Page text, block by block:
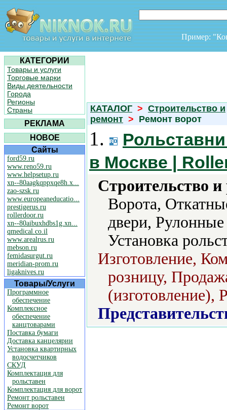
Пример:
КАТЕГОРИИ
Товары и услуги
Торговые марки
Виды деятельности
Города
Регионы
Страны
РЕКЛАМА
НОВОЕ
Сайты
ford59.ru
www.reno59.ru
www.helpsetup.ru
xn--80aagkqppxqe8h.x...
zao-szsk.ru
www.europeaneducatio...
prestigerus.ru
rollerdoor.ru
xn--80aibuxhdbs1g.xn...
qmedical.co.il
www.arealrus.ru
mebson.ru
femidasurgut.ru
meridian-prom.ru
ligaknives.ru
Товары/Услуги
Программное
обеспечение
Комплексное
обеспечение
канцтоварами
Поставка бумаги
Доставка канцелярии
Установка квартирных
водосчетчиков
СКУД
Комплектация для
рольставен
Комплектация для ворот
Ремонт рольставен
Ремонт ворот
КАТАЛОГ > Строительство и
ремонт > Ремонт ворот
1.
в Москве |
Строительство
Ворота,
двери, Рулонные
Установка
Изготовление,
розницу,
(изготовление),